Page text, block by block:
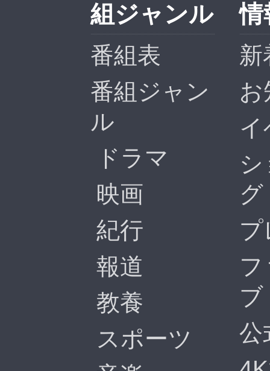
組ジャンル
番組表
番組ジャン
ル
ドラマ
映画
紀行
報道
教養
スポーツ
情
新
お
イ
グ
プ
ブ
公